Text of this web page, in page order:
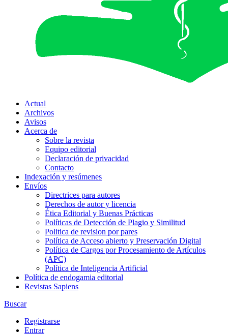
Actual
Archivos
Avisos
Acerca de
Sobre la revista
Equipo editorial
Declaración de privacidad
Contacto
Indexación y resúmenes
Envíos
Directrices para autores
Derechos de autor y licencia
Ética Editorial y Buenas Prácticas
Políticas de Detección de Plagio y Similitud
Politica de revision por pares
Política de Acceso abierto y Preservación Digital
Política de Cargos por Procesamiento de Artículos
(APC)
Política de Inteligencia Artificial
Política de endogamia editorial
Revistas Sapiens
Buscar
Registrarse
Entrar